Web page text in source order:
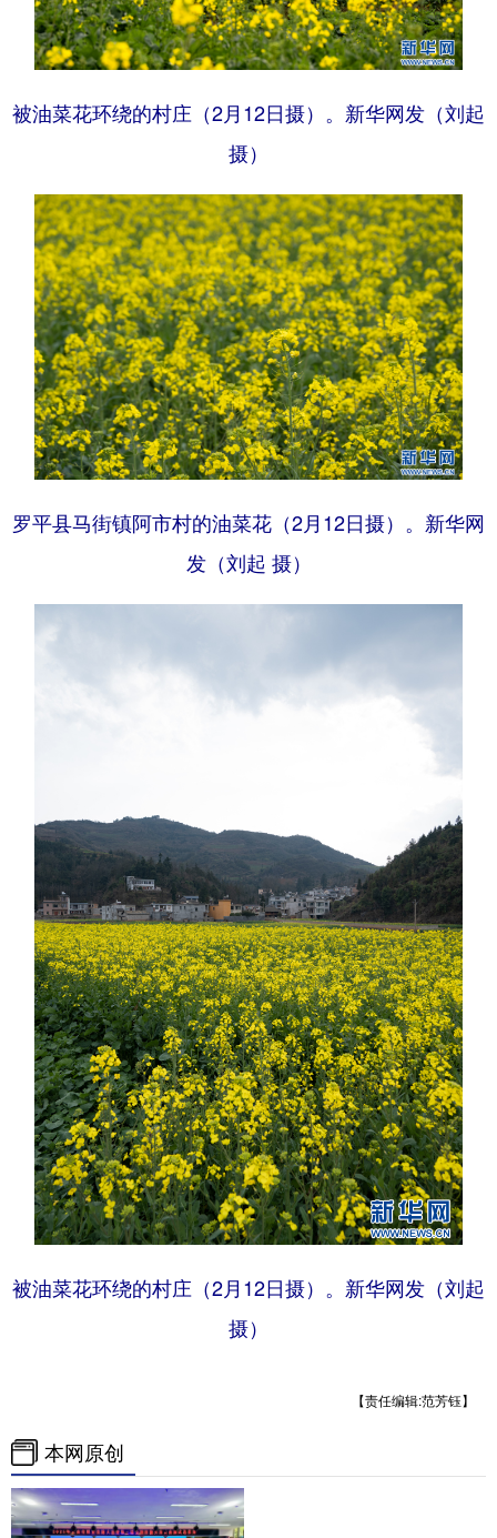
被油菜花环绕的村庄（2月12日摄）。新华网发（刘起
摄）
罗平县马街镇阿市村的油菜花（2月12日摄）。新华网
发（刘起 摄）
被油菜花环绕的村庄（2月12日摄）。新华网发（刘起
摄）
【责任编辑:范芳钰】
本网原创